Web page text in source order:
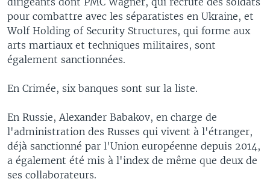
pour combattre avec les séparatistes en Ukraine, et
Wolf Holding of Security Structures, qui forme aux
arts martiaux et techniques militaires, sont
également sanctionnées.
En Crimée, six banques sont sur la liste.
En Russie, Alexander Babakov, en charge de
l'administration des Russes qui vivent à l'étranger,
déjà sanctionné par l'Union européenne depuis 2014,
a également été mis à l'index de même que deux de
ses collaborateurs.